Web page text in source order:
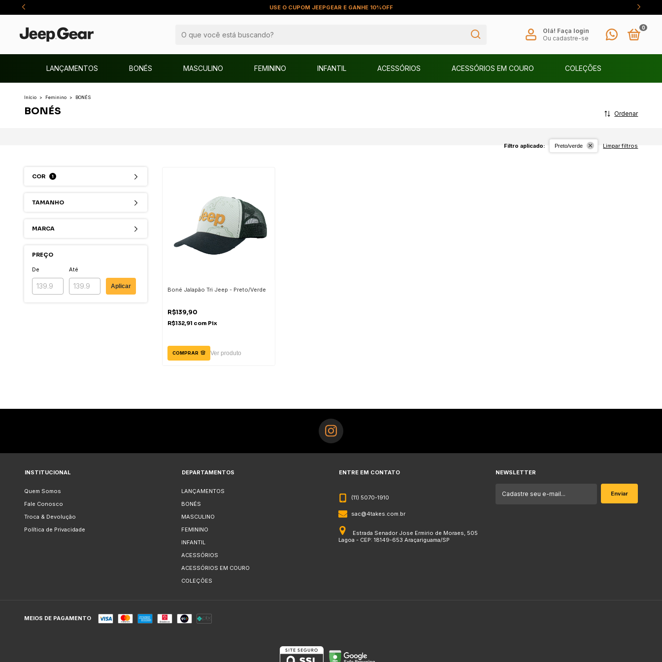
USE O CUPOM JEEPGEAR E GANHE 10%OFF
Olá! Faça login
Ou cadastre-se
0
LANÇAMENTOS BONÉS MASCULINO FEMININO INFANTIL ACESSÓRIOS ACESSÓRIOS EM COURO COLEÇÕES
Início > Feminino > BONÉS
BONÉS Ordenar
Filtro aplicado: Preto/verde Limpar filtros
COR 1
TAMANHO
MARCA
PREÇO
De Até
Aplicar
Boné Jalapão Tri Jeep - Preto/Verde
R$139,90
R$132,91 com Pix
COMPRAR Ver produto
INSTITUCIONAL
Quem Somos
Fale Conosco
Troca & Devolução
Política de Privacidade
DEPARTAMENTOS
LANÇAMENTOS
BONÉS
MASCULINO
FEMININO
INFANTIL
ACESSÓRIOS
ACESSÓRIOS EM COURO
COLEÇÕES
ENTRE EM CONTATO
(11) 5070-1910
sac@4takes.com.br
Estrada Senador Jose Ermirio de Moraes, 505
Lagoa - CEP: 18149-653 Araçariguama/SP
NEWSLETTER
MEIOS DE PAGAMENTO